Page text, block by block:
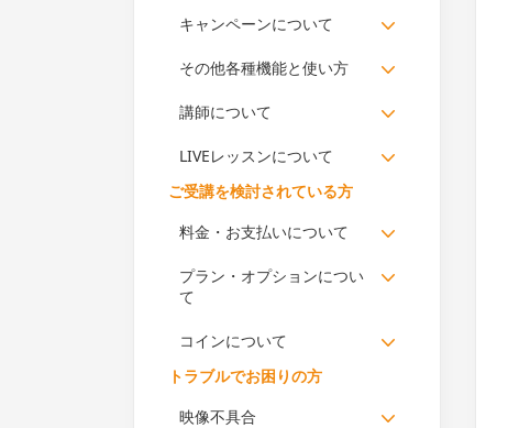
キャンペーンについて
その他各種機能と使い方
講師について
LIVEレッスンについて
ご受講を検討されている方
料金・お支払いについて
プラン・オプションについ
て
コインについて
トラブルでお困りの方
映像不具合